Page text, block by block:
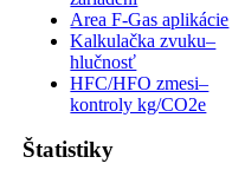
Area F-Gas aplikácie
Kalkulačka zvuku–
hlučnosť
HFC/HFO zmesi–
kontroly kg/CO2e
Štatistiky